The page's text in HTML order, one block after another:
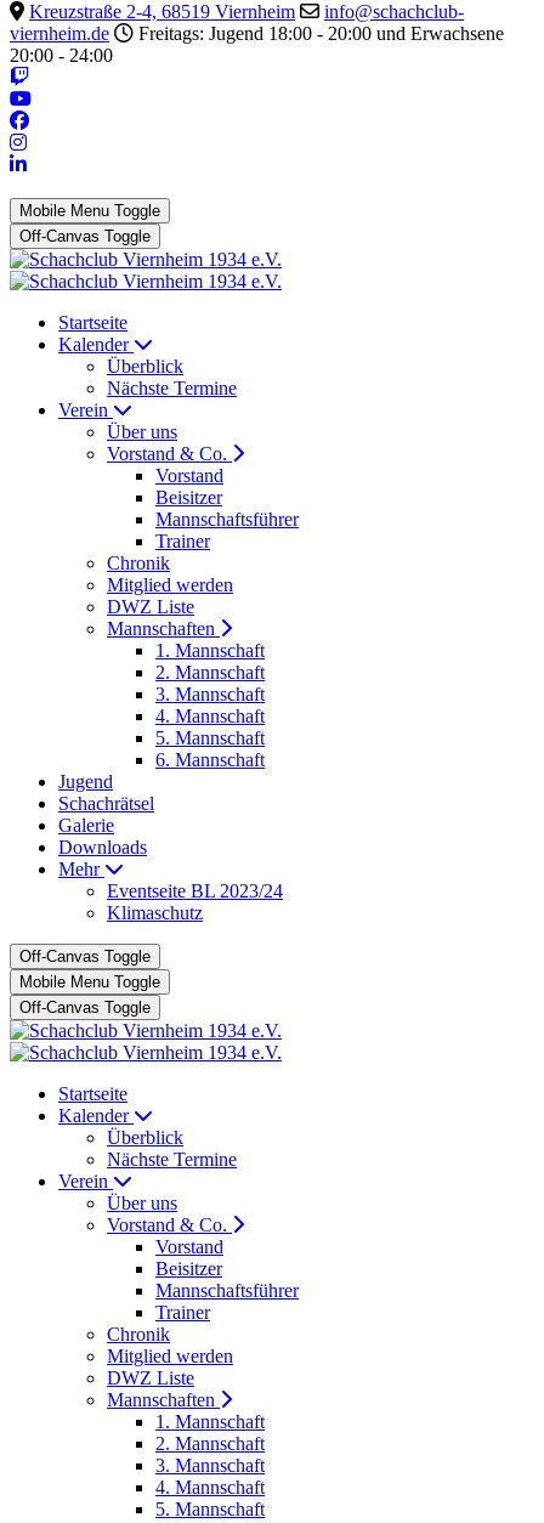
Kreuzstraße 2-4, 68519 Viernheim
info@schachclub-
viernheim.de
Freitags: Jugend 18:00 - 20:00 und Erwachsene
20:00 - 24:00
Mobile Menu Toggle
Off-Canvas Toggle
Startseite
Kalender
Überblick
Nächste Termine
Verein
Über uns
Vorstand & Co.
Vorstand
Beisitzer
Mannschaftsführer
Trainer
Chronik
Mitglied werden
DWZ Liste
Mannschaften
1. Mannschaft
2. Mannschaft
3. Mannschaft
4. Mannschaft
5. Mannschaft
6. Mannschaft
Jugend
Schachrätsel
Galerie
Downloads
Mehr
Eventseite BL 2023/24
Klimaschutz
Off-Canvas Toggle
Mobile Menu Toggle
Off-Canvas Toggle
Startseite
Kalender
Überblick
Nächste Termine
Verein
Über uns
Vorstand & Co.
Vorstand
Beisitzer
Mannschaftsführer
Trainer
Chronik
Mitglied werden
DWZ Liste
Mannschaften
1. Mannschaft
2. Mannschaft
3. Mannschaft
4. Mannschaft
5. Mannschaft